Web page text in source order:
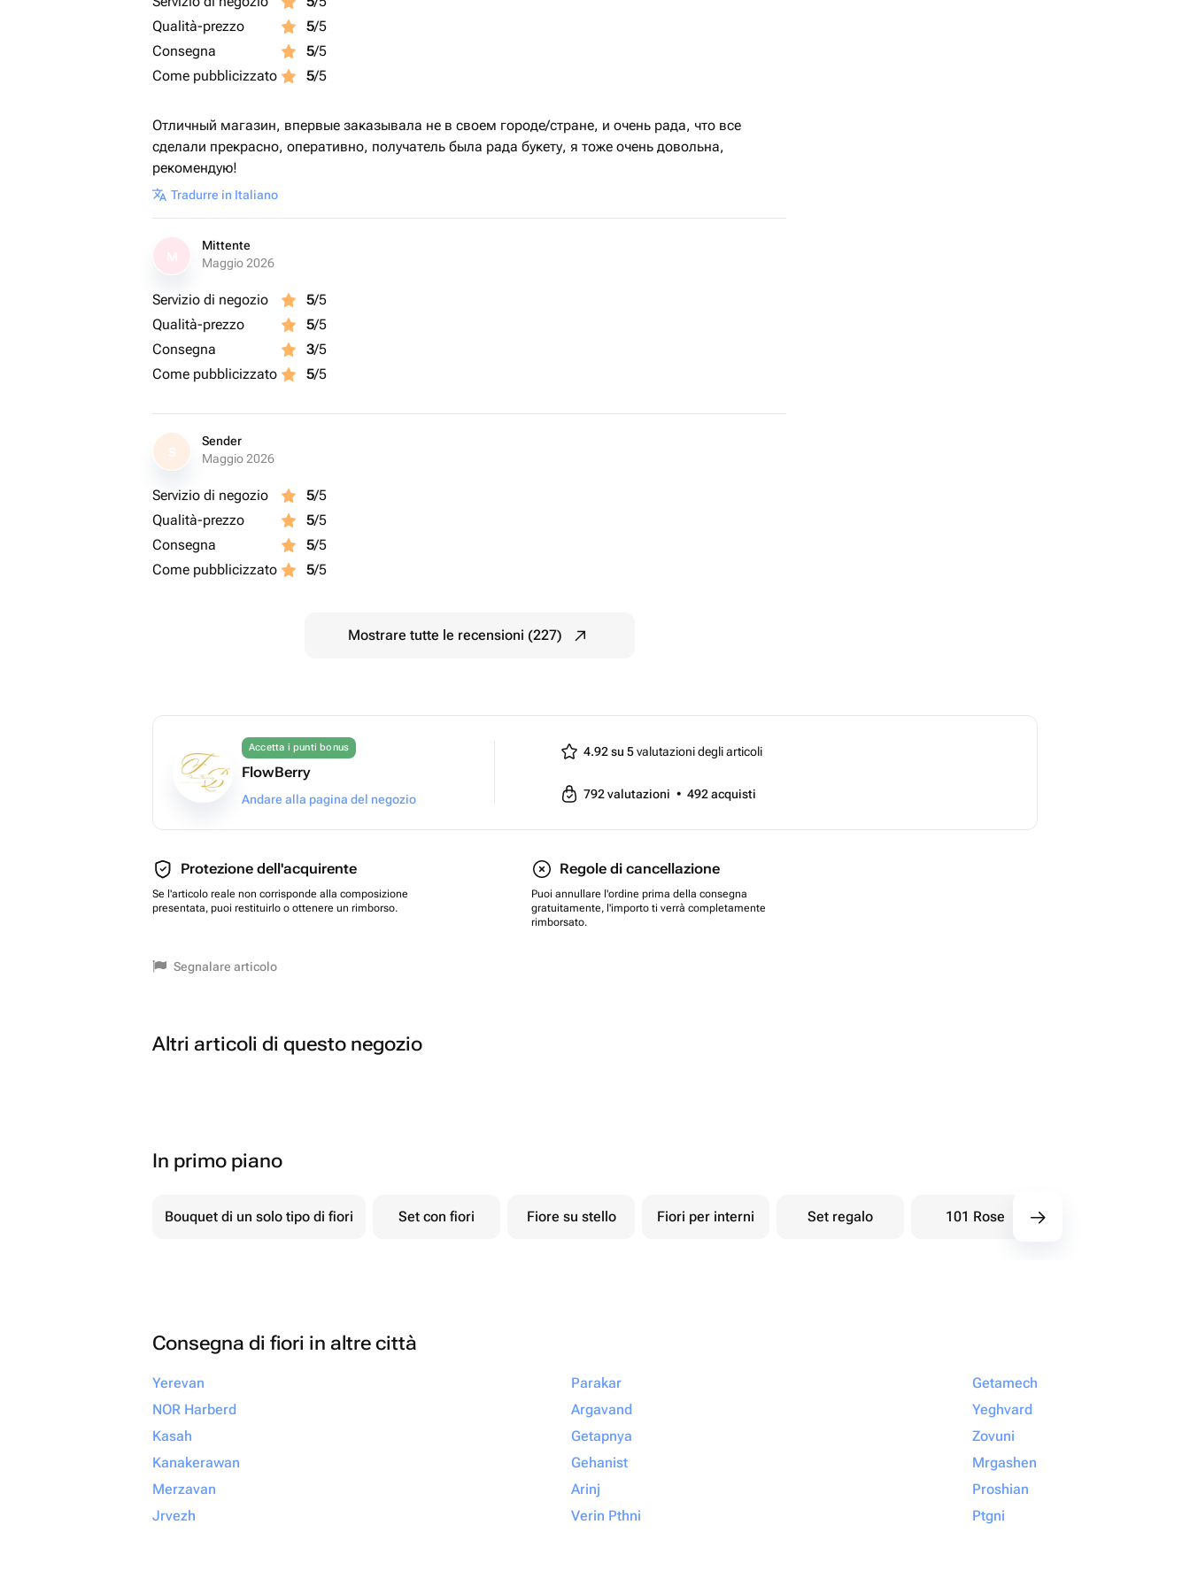
Qualità-prezzo
5/5
Consegna
5/5
Come pubblicizzato
5/5
Отличный магазин, впервые заказывала не в своем городе/стране, и очень рада, что все
сделали прекрасно, оперативно, получатель была рада букету, я тоже очень довольна,
рекомендую!
Tradurre in Italiano
Mittente
Maggio 2026
Servizio di negozio 5/5
Qualità-prezzo
5/5
Consegna
3/5
Come pubblicizzato
5/5
S
Sender
Maggio 2026
Servizio di negozio 5/5
Qualità-prezzo
5/5
Consegna
5/5
Come pubblicizzato
5/5
Mostrare tutte le recensioni (227)
Accetta i punti bonus
FlowBerry
Andare alla pagina del negozio
4.92 su 5valutazioni degli articoli
792valutazioni • 492acquisti
Protezione dell'acquirente
Se l'articolo reale non corrisponde alla composizione
presentata, puoi restituirlo o ottenere un rimborso.
Regole di cancellazione
Puoi annullare l'ordine prima della consegna
gratuitamente, l'importo ti verrà completamente
rimborsato.
Segnalare articolo
Altri articoli di questo negozio
In primo piano
Bouquet di un solo tipo di fiori Set con fiori Fiore su stello Fiori per interni Set regalo 101 Rose
Consegna di fiori in altre città
Yerevan
NOR Harberd
Kasah
Kanakerawan
Merzavan
Jrvezh
Parakar
Argavand
Getapnya
Gehanist
Arinj
Verin Pthni
Getamech
Yeghvard
Zovuni
Mrgashen
Proshian
Ptgni